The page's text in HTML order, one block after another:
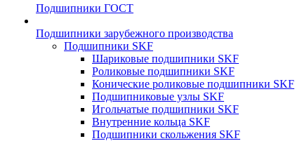
Подшипники ГОСТ
Подшипники зарубежного производства
Подшипники SKF
Шариковые подшипники SKF
Роликовые подшипники SKF
Конические роликовые подшипники SKF
Подшипниковые узлы SKF
Игольчатые подшипники SKF
Внутренние кольца SKF
Подшипники скольжения SKF